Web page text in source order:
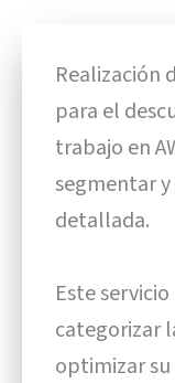
Realización
para el
trabajo en
segmentar
detallada.
Este
categorizar
optimizar